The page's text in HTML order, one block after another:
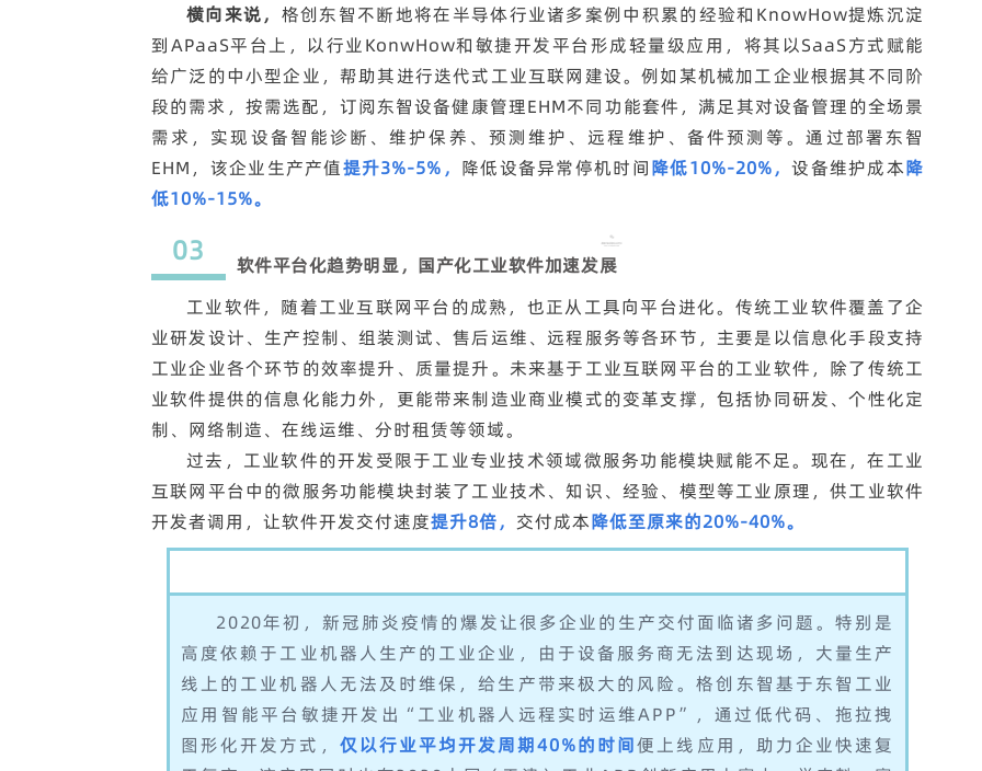
横向来说， 格创东智不断地将在半导体行业诸多案例中积累的经验和KnowHow提炼沉淀
到APaaS平台上，以行业KonwHow和敏捷开发平台形成轻量级应用，将其以SaaS方式赋能
给广泛的中小型企业，帮助其进行迭代式工业互联网建设。例如某机械加工企业根据其不同阶
段的需求，按需选配，订阅东智设备健康管理EHM不同功能套件，满足其对设备管理的全场景
需求，实现设备智能诊断、维护保养、预测维护、远程维护、备件预测等。通过部署东智
EHM，该企业生产产值提升3%-5%， 降低设备异常停机时间降低10%-20%，设备维护成本降
低10%-15%。
03
软件平台化趋势明显，国产化工业软件加速发展
工业软件，随着工业互联网平台的成熟，也正从工具向平台进化。传统工业软件覆盖了企
业研发设计、生产控制、组装测试、售后运维、远程服务等各环节，主要是以信息化手段支持
工业企业各个环节的效率提升、质量提升。未来基于工业互联网平台的工业软件，除了传统工
业软件提供的信息化能力外，更能带来制造业商业模式的变革支撑，包括协同研发、个性化定
制、网络制造、在线运维、分时租赁等领域。
过去，工业软件的开发受限于工业专业技术领域微服务功能模块赋能不足。现在，在工业
互联网平台中的微服务功能模块封装了工业技术、知识、经验、模型等工业原理，供工业软件
开发者调用，让软件开发交付速度提升8倍， 交付成本降低至原来的20%-40%。
2020年初，新冠肺炎疫情的爆发让很多企业的生产交付面临诸多问题。特别是
高度依赖于工业机器人生产的工业企业，由于设备服务商无法到达现场，大量生产
线上的工业机器人无法及时维保，给生产带来极大的风险。格创东智基于东智工业
应用智能平台敏捷开发出“工业机器人远程实时运维APP”，通过低代码、拖拉拽
图形化开发方式， 仅以行业平均开发周期40%的时间便上线应用，助力企业快速复